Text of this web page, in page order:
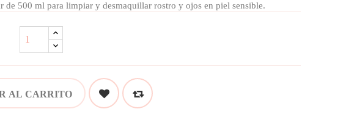
de 500 ml para limpiar y desmaquillar rostro y ojos en piel sensible.
AL CARRITO